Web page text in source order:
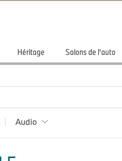
Héritage Salons de l'auto
Audio